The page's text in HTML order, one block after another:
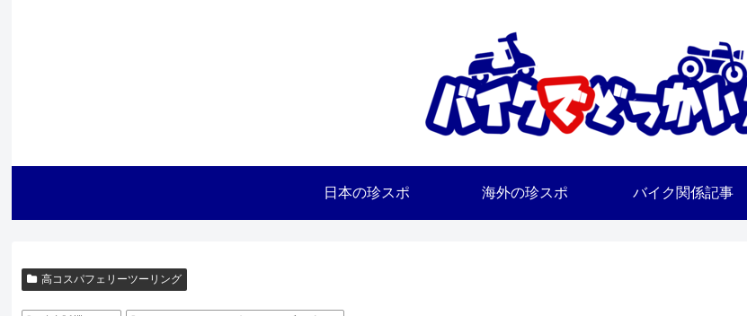
日本の珍スポ 海外の珍スポ バイク関係記事
高コスパフェリーツーリング